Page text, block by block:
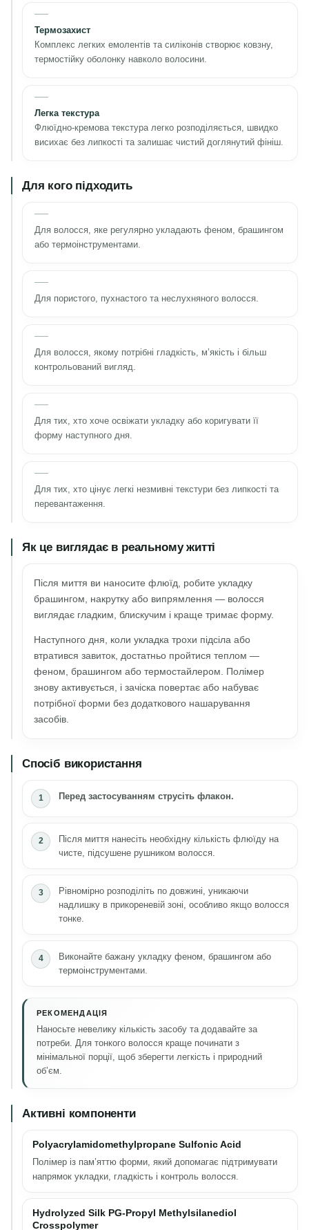
Термозахист
Комплекс легких емолентів та силіконів створює ковзну,
термостійку оболонку навколо волосини.
Легка текстура
Флюїдно-кремова текстура легко розподіляється, швидко
висихає без липкості та залишає чистий доглянутий фініш.
Для кого підходить
Для волосся, яке регулярно укладають феном, брашингом
або термоінструментами.
Для пористого, пухнастого та неслухняного волосся.
Для волосся, якому потрібні гладкість, м’якість і більш
контрольований вигляд.
Для тих, хто хоче освіжати укладку або коригувати її
форму наступного дня.
Для тих, хто цінує легкі незмивні текстури без липкості та
перевантаження.
Як це виглядає в реальному житті
Після миття ви наносите флюїд, робите укладку
брашингом, накрутку або випрямлення — волосся
виглядає гладким, блискучим і краще тримає форму.
Наступного дня, коли укладка трохи підсіла або
втратився завиток, достатньо пройтися теплом —
феном, брашингом або термостайлером. Полімер
знову активується, і зачіска повертає або набуває
потрібної форми без додаткового нашарування
засобів.
Спосіб використання
Перед застосуванням струсіть флакон.
Після миття нанесіть необхідну кількість флюїду на
чисте, підсушене рушником волосся.
Рівномірно розподіліть по довжині, уникаючи
надлишку в прикореневій зоні, особливо якщо волосся
тонке.
Виконайте бажану укладку феном, брашингом або
термоінструментами.
РЕКОМЕНДАЦІЯ
Наносьте невелику кількість засобу та додавайте за
потреби. Для тонкого волосся краще починати з
мінімальної порції, щоб зберегти легкість і природний
об’єм.
Активні компоненти
Polyacrylamidomethylpropane Sulfonic Acid
Полімер із пам’яттю форми, який допомагає підтримувати
напрямок укладки, гладкість і контроль волосся.
Hydrolyzed Silk PG-Propyl Methylsilanediol
Crosspolymer